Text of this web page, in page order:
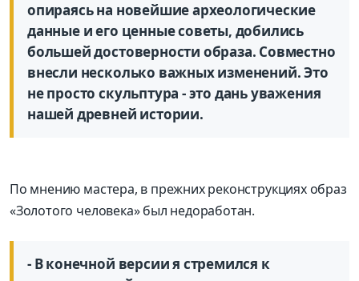
опираясь на новейшие археологические
данные и его ценные советы, добились
большей достоверности образа. Совместно
внесли несколько важных изменений. Это
не просто скульптура - это дань уважения
нашей древней истории.
По мнению мастера, в прежних реконструкциях образ
«Золотого человека» был недоработан.
- В конечной версии я стремился к